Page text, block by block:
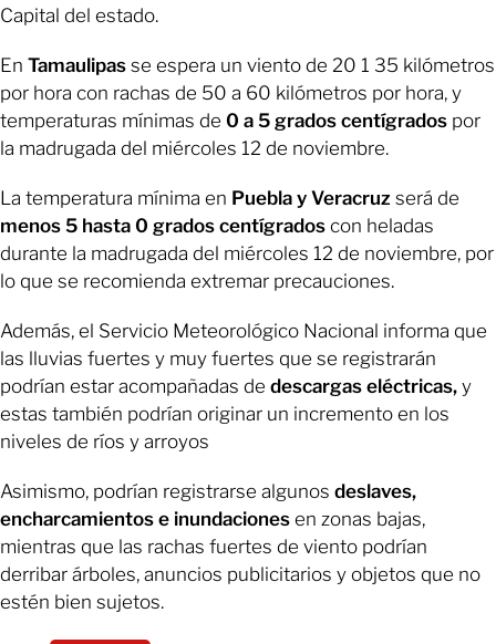
Capital del estado.
En Tamaulipas se espera un viento de 20 1 35 kilómetros
por hora con rachas de 50 a 60 kilómetros por hora, y
temperaturas mínimas de 0 a 5 grados centígrados por
la madrugada del miércoles 12 de noviembre.
La temperatura mínima en Puebla y Veracruz será de
menos 5 hasta 0 grados centígrados con heladas
durante la madrugada del miércoles 12 de noviembre, por
lo que se recomienda extremar precauciones.
Además, el Servicio Meteorológico Nacional informa que
las lluvias fuertes y muy fuertes que se registrarán
podrían estar acompañadas de descargas eléctricas, y
estas también podrían originar un incremento en los
niveles de ríos y arroyos
Asimismo, podrían registrarse algunos deslaves,
encharcamientos e inundaciones en zonas bajas,
mientras que las rachas fuertes de viento podrían
derribar árboles, anuncios publicitarios y objetos que no
estén bien sujetos.